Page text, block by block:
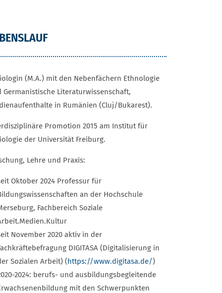
(M.A.) mit den Nebenfächern Ethnologie
Germanistische Literaturwissenschaft,
in Rumänien (Cluj/Bukarest).
Promotion 2015 am Institut für
der Universität Freiburg.
Lehre und Praxis:
Oktober 2024 Professur für
an der Hochschule
Fachbereich Soziale
November 2020 aktiv in der
DIGITASA (Digitalisierung in
Sozialen Arbeit) (https://www.digitasa.de/)
2024: berufs- und ausbildungsbegleitende
mit den Schwerpunkten